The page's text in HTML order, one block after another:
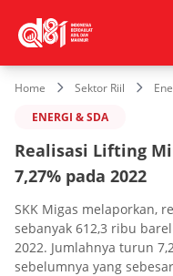
Home Sektor Riil
ENERGI & SDA
Realisasi Lifting
7,27% pada 2022
SKK Migas melaporkan,
sebanyak 612,3 ribu
2022. Jumlahnya turun
sebelumnya yang